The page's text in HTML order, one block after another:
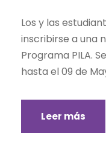
Los y las
inscribirse a una
Programa PILA.
hasta el 09 de
Leer más